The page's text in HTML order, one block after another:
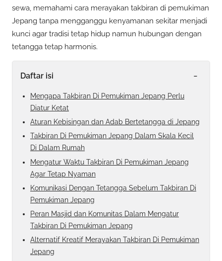
sewa, memahami cara merayakan takbiran di pemukiman
Jepang tanpa mengganggu kenyamanan sekitar menjadi
kunci agar tradisi tetap hidup namun hubungan dengan
tetangga tetap harmonis.
Daftar isi -
Mengapa Takbiran Di Pemukiman Jepang Perlu
Diatur Ketat
Aturan Kebisingan dan Adab Bertetangga di Jepang
Takbiran Di Pemukiman Jepang Dalam Skala Kecil
Di Dalam Rumah
Mengatur Waktu Takbiran Di Pemukiman Jepang
Agar Tetap Nyaman
Komunikasi Dengan Tetangga Sebelum Takbiran Di
Pemukiman Jepang
Peran Masjid dan Komunitas Dalam Mengatur
Takbiran Di Pemukiman Jepang
Alternatif Kreatif Merayakan Takbiran Di Pemukiman
Jepang